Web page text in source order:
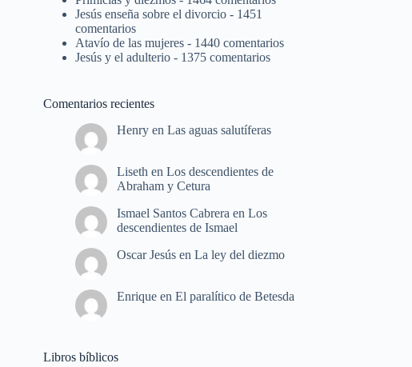
Jesús enseña sobre el divorcio - 1451
comentarios
Atavío de las mujeres - 1440 comentarios
Jesús y el adulterio - 1375 comentarios
Comentarios recientes
Henry enLas aguas salutíferas
Liseth enLos descendientes de
Abraham y Cetura
Ismael Santos Cabrera enLos
descendientes de Ismael
Oscar Jesús enLa ley del diezmo
Enrique enEl paralítico de Betesda
Libros bíblicos